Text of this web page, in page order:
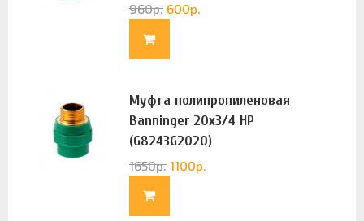
960р. 600р.
Муфта полипропиленовая
Banninger 20х3/4 НР
(G8243G2020)
1650р. 1100р.